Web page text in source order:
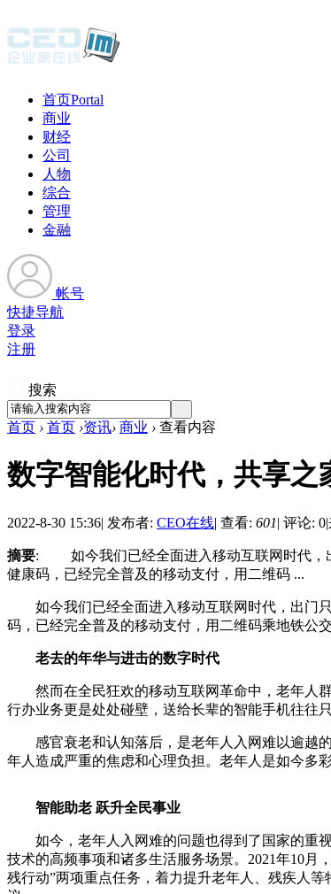
首页Portal
商业
财经
公司
人物
综合
管理
金融
帐号
快捷导航
登录
注册
搜索
首页 › 首页 ›资讯› 商业 › 查看内容
数字智能化时代，共享之
2022-8-30 15:36| 发布者: CEO在线| 查看: 601| 评论: 0|
摘要: 如今我们已经全面进入移动互联网时代，出
健康码，已经完全普及的移动支付，用二维码 ...
如今我们已经全面进入移动互联网时代，出门只
码，已经完全普及的移动支付，用二维码乘地铁公
老去的年华与进击的数字时代
然而在全民狂欢的移动互联网革命中，老年人群
行办业务更是处处碰壁，送给长辈的智能手机往往
感官衰老和认知落后，是老年人入网难以逾越的
年人造成严重的焦虑和心理负担。老年人是如今多
智能助老 跃升全民事业
如今，老年人入网难的问题也得到了国家的重视
技术的高频事项和诸多生活服务场景。2021年10月
残行动”两项重点任务，着力提升老年人、残疾人